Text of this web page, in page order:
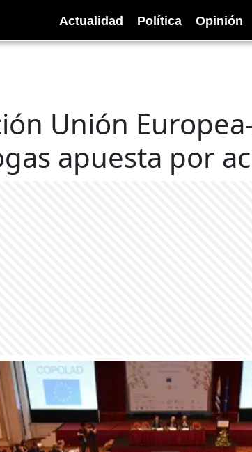
Actualidad Política Opinión
Unión
apuesta por